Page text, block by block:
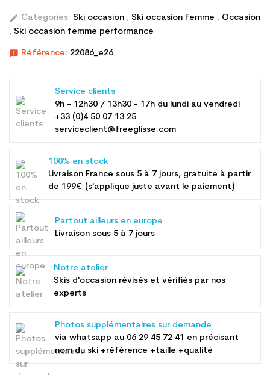
edit Categories: Ski occasion , Ski occasion femme , Occasion
, Ski occasion femme performance
announcement Référence: 22086_e26
Service clients
9h - 12h30 / 13h30 - 17h du lundi au vendredi
+33 (0)4 50 07 13 25
serviceclient@freeglisse.com
100% en stock
Livraison France sous 5 à 7 jours, gratuite à partir
de 199€ (s'applique juste avant le paiement)
Partout ailleurs en europe
Livraison sous 5 à 7 jours
Notre atelier
Skis d'occasion révisés et vérifiés par nos
experts
Photos supplémentaires sur demande
via whatsapp au 06 29 45 72 41 en précisant
nom du ski +référence +taille +qualité